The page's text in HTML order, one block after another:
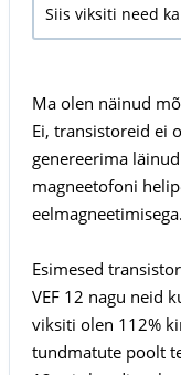
Siis viksiti need
Ma olen näinud
Ei, transistoreid ei
genereerima
magneetofoni
eelmagneetimisega.
Esimesed
VEF 12 nagu neid
viksiti olen 112%
tundmatute poolt